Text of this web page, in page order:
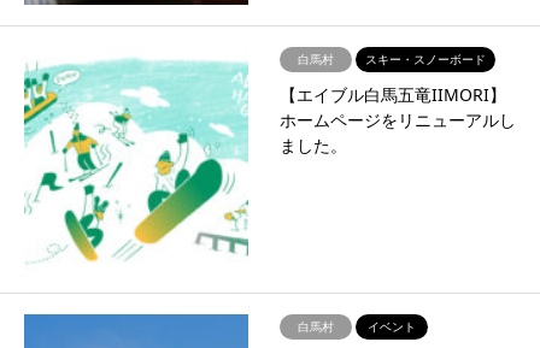
白馬村 スキー・スノーボード
【エイブル白馬五竜IIMORI】
ホームページをリニューアルし
ました。
白馬村 イベント